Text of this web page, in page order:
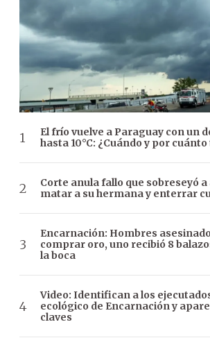
El frío vuelve a Paraguay con un
hasta 10°C: ¿Cuándo y por
Corte anula fallo que sobreseyó a
matar a su hermana y enterrar
Encarnación: Hombres
comprar oro, uno recibió 8
la boca
Video: Identifican a los
ecológico de Encarnación y
claves